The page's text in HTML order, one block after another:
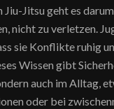
Jiu-Jitsu geht es
nicht zu verletzen.
sie Konflikte ruhig
Wissen gibt
auch im Alltag,
oder bei